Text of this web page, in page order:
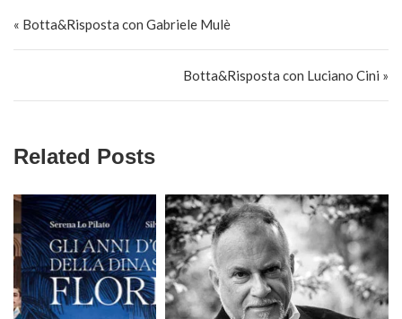
« Botta&Risposta con Gabriele Mulè
Botta&Risposta con Luciano Cini »
Related Posts